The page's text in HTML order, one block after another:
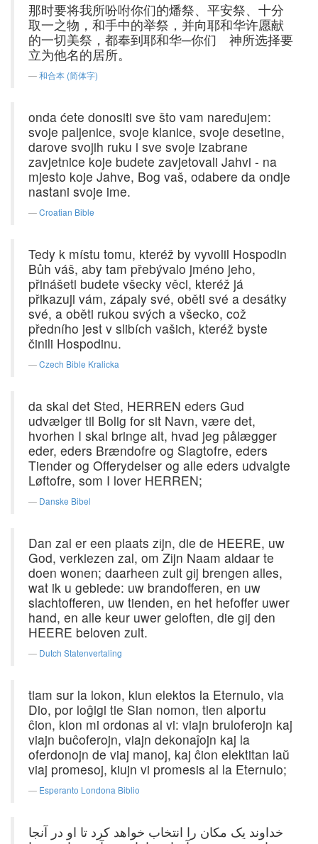
那时要将我所吩咐你们的燔祭、平安祭、十分
取一之物，和手中的举祭，并向耶和华许愿献
的一切美祭，都奉到耶和华─你们 神所选择要
立为他名的居所。
和合本 (简体字)
onda ćete donositi sve što vam naređujem:
svoje paljenice, svoje klanice, svoje desetine,
darove svojih ruku i sve svoje izabrane
zavjetnice koje budete zavjetovali Jahvi - na
mjesto koje Jahve, Bog vaš, odabere da ondje
nastani svoje ime.
Croatian Bible
Tedy k místu tomu, kteréž by vyvolil Hospodin
Bůh váš, aby tam přebývalo jméno jeho,
přinášeti budete všecky věci, kteréž já
přikazuji vám, zápaly své, oběti své a desátky
své, a oběti rukou svých a všecko, což
předního jest v slibích vašich, kteréž byste
činili Hospodinu.
Czech Bible Kralicka
da skal det Sted, HERREN eders Gud
udvælger til Bolig for sit Navn, være det,
hvorhen I skal bringe alt, hvad jeg pålægger
eder, eders Brændofre og Slagtofre, eders
Tiender og Offerydelser og alle eders udvalgte
Løftofre, som I lover HERREN;
Danske Bibel
Dan zal er een plaats zijn, die de HEERE, uw
God, verkiezen zal, om Zijn Naam aldaar te
doen wonen; daarheen zult gij brengen alles,
wat ik u gebiede: uw brandofferen, en uw
slachtofferen, uw tienden, en het hefoffer uwer
hand, en alle keur uwer geloften, die gij den
HEERE beloven zult.
Dutch Statenvertaling
tiam sur la lokon, kiun elektos la Eternulo, via
Dio, por loĝigi tie Sian nomon, tien alportu
ĉion, kion mi ordonas al vi: viajn bruloferojn kaj
viajn buĉoferojn, viajn dekonaĵojn kaj la
oferdonojn de viaj manoj, kaj ĉion elektitan laŭ
viaj promesoj, kiujn vi promesis al la Eternulo;
Esperanto Londona Biblio
خداوند یک مکان را انتخاب خواهد کرد تا او در آنجا